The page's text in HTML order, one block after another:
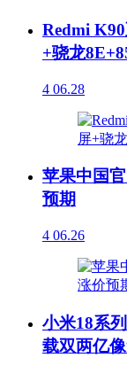
Redmi
+骁龙
4 06.28
苹果中国
预期
4 06.26
小米18系
载双两亿